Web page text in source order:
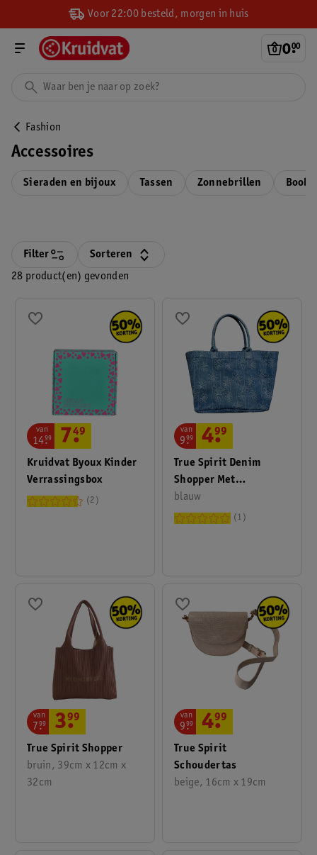
Voor 22:00 besteld, morgen in huis
0.
00
Fashion
Accessoires
Sieraden en bijoux Tassen Zonnebrillen
28 product(en) gevonden
Filter Sorteren
Kruidvat Byoux Kinder
Verrassingsbox
van
14.
99 7.
49
2
True Spirit Denim
Shopper Met
Bloemenprint
blauw
van
9.
99 4.
99
1
True Spirit Shopper
bruin, 39cm x 12cm x
32cm
van
7.
99 3.
99
True Spirit
Schoudertas
beige, 16cm x 19cm
van
9.
99 4.
99